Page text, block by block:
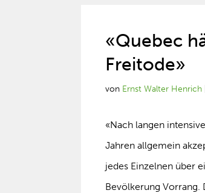
«Quebec
Freitode»
von Ernst Walter Henrich
«Nach langen
Jahren allgemein
jedes Einzelnen über
Bevölkerung Vorrang.